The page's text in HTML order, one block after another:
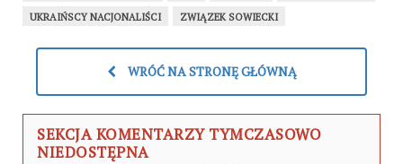
UKRAIŃSCY NACJONALIŚCI
ZWIĄZEK SOWIECKI
WRÓĆ NA STRONĘ GŁÓWNĄ
SEKCJA KOMENTARZY TYMCZASOWO
NIEDOSTĘPNA